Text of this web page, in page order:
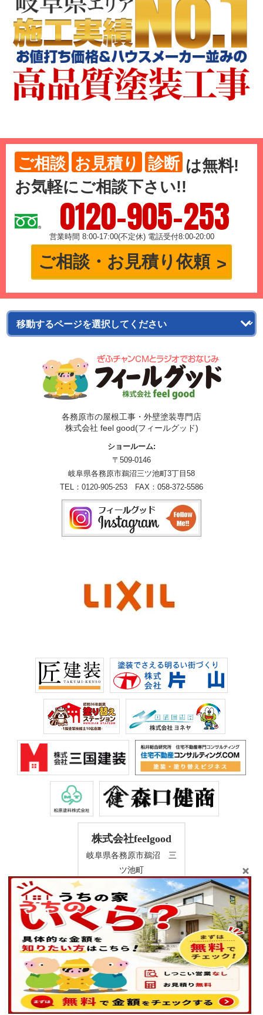
ご相談 お見積り 診断 は無料!
お気軽にご相談下さい!!
0120-905-253
営業時間 8:00-17:00(不定休) 電話受付8:00-20:00
ご相談・お見積り依頼
各務原市の屋根工事・外壁塗装専門店
株式会社 feel good(フィールグッド)
ショールーム:
〒509-0146
岐阜県各務原市鵜沼三ツ池町3丁目58
TEL： 0120-905-253 FAX：058-372-5586
株式会社feelgood
岐阜県各務原市鵜沼 三
ツ池町
47件
Copyright © 2026 屋根工事・外壁塗装専門店株式会社 feel good(フィ
ールグッド) . All Rights Reserved.